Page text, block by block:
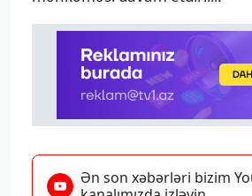
Ən son xəbərləri bizim